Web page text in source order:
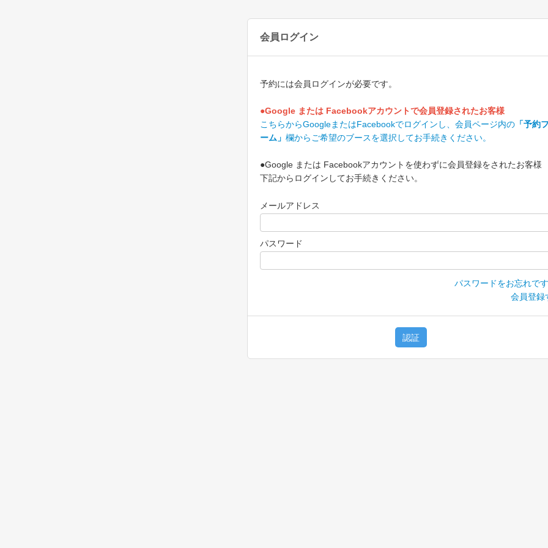
会員ログイン
予約には会員ログインが必要です。
●Google または Facebookアカウントで会員登録されたお客様
こちらからGoogleまたはFacebookでログインし、会員ページ内の 「予約
ーム」欄からご希望のブースを選択してお手続きください。
●Google または Facebookアカウントを使わずに会員登録をされたお客様
下記からログインしてお手続きください。
メールアドレス
パスワード
パスワードをお忘れで
会員登録